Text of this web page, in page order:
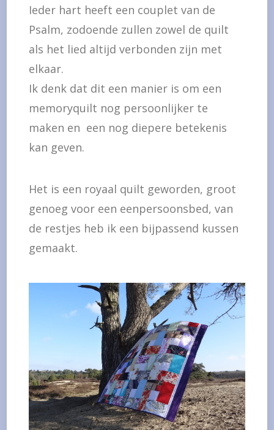
Ieder hart heeft een couplet van de
Psalm, zodoende zullen zowel de quilt
als het lied altijd verbonden zijn met
elkaar.
Ik denk dat dit een manier is om een
memoryquilt nog persoonlijker te
maken en een nog diepere betekenis
kan geven.
Het is een royaal quilt geworden, groot
genoeg voor een eenpersoonsbed, van
de restjes heb ik een bijpassend kussen
gemaakt.